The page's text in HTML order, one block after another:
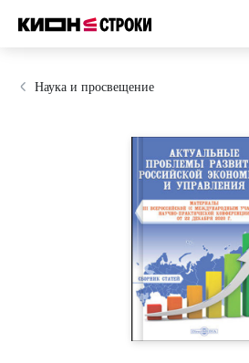
Наука и просвещение